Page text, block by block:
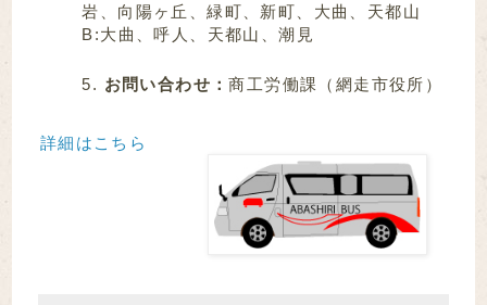
岩、向陽ヶ丘、緑町、新町、大曲、天都山
B:大曲、呼人、天都山、潮見
お問い合わせ：商工労働課（網走市役所）
詳細はこちら